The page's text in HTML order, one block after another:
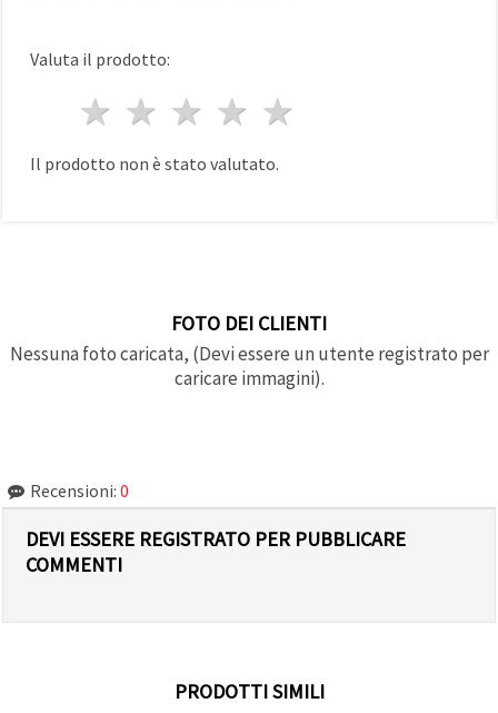
Valuta il prodotto:
4 stelle
3 stelle
2 stelle
1 stella
Il prodotto non è stato valutato.
FOTO DEI CLIENTI
Nessuna foto caricata, (Devi essere un utente registrato per
caricare immagini).
Recensioni: 0
DEVI ESSERE REGISTRATO PER PUBBLICARE
COMMENTI
PRODOTTI SIMILI